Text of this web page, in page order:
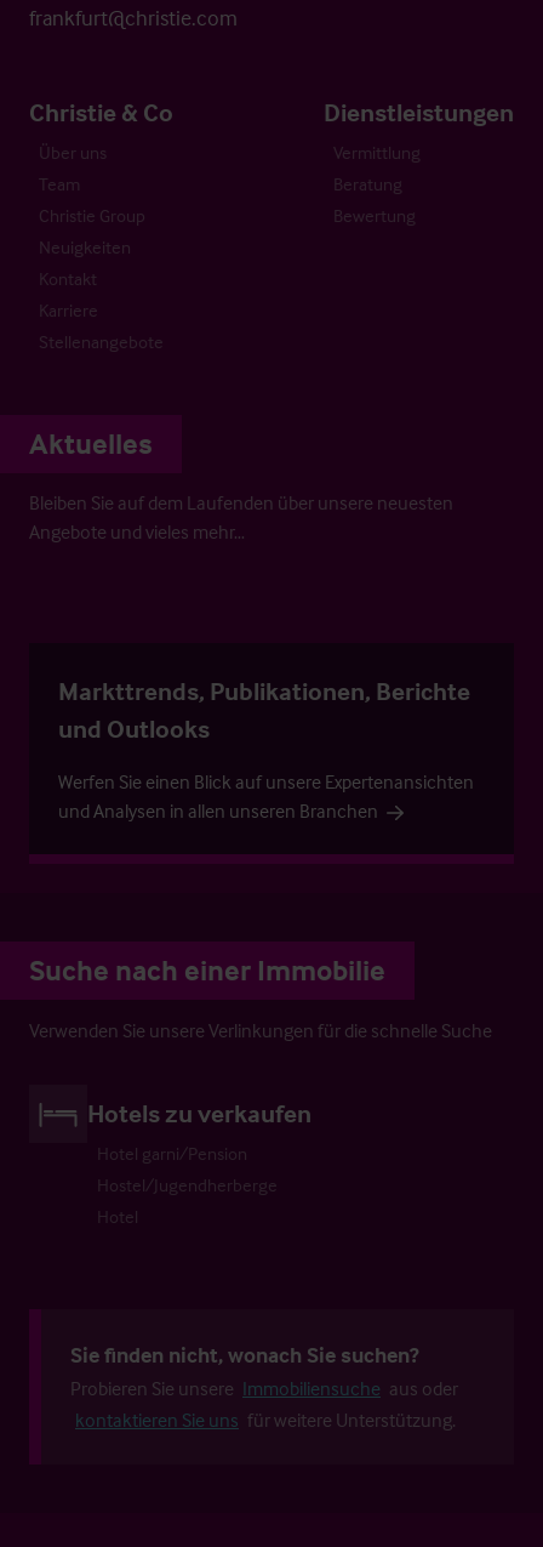
frankfurt@christie.com
Christie & Co
Über uns
Team
Christie Group
Neuigkeiten
Kontakt
Karriere
Stellenangebote
Dienstleistungen
Vermittlung
Beratung
Bewertung
Aktuelles
Bleiben Sie auf dem Laufenden über unsere neuesten
Angebote und vieles mehr…
Markttrends, Publikationen, Berichte
und Outlooks
Werfen Sie einen Blick auf unsere Expertenansichten
und Analysen in allen unseren Branchen
Suche nach einer Immobilie
Verwenden Sie unsere Verlinkungen für die schnelle Suche
Hotels zu verkaufen
Hotel garni/Pension
Hostel/Jugendherberge
Hotel
Sie finden nicht, wonach Sie suchen?
Probieren Sie unsere Immobiliensuche aus oder
kontaktieren Sie uns für weitere Unterstützung.